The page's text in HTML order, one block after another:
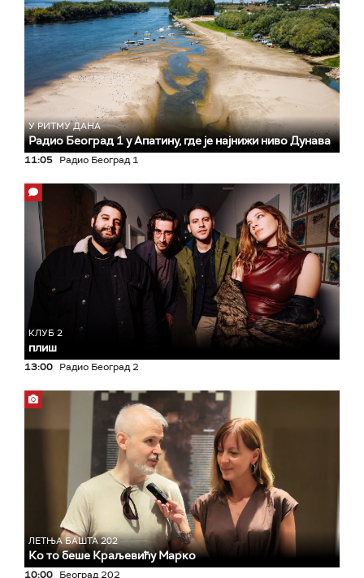
У РИТМУ ДАНА
Радио Београд 1 у Апатину, где је најнижи ниво Дунава
11:05 Радио Београд 1
КЛУБ 2
плиш
13:00 Радио Београд 2
ЛЕТЊА БАШТА 202
Ко то беше Краљевићу Марко
10:00 Београд 202